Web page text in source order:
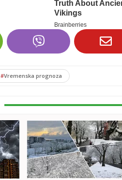
#Vremenska prognoza